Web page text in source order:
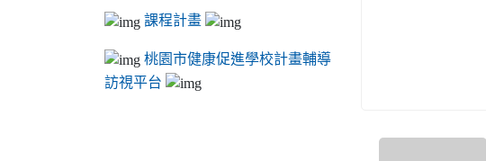
課程計畫
桃園市健康促進學校計畫輔導
訪視平台